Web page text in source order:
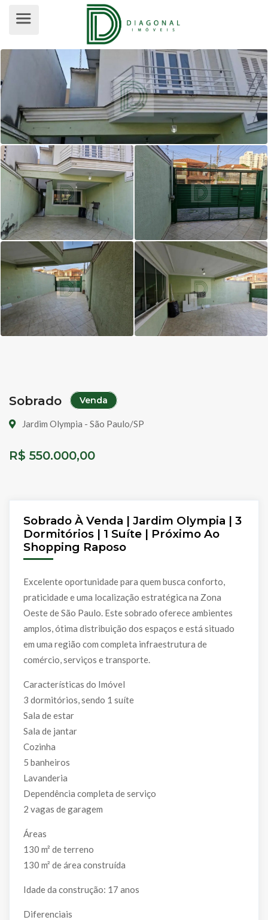
SOBRADO PARA VENDA, JARDIM
Sobrado Venda
Jardim Olympia - São Paulo/SP
R$ 550.000,00
Sobrado À Venda | Jardim Olympia | 3
Dormitórios | 1 Suíte | Próximo Ao
Shopping Raposo
Excelente oportunidade para quem busca conforto,
praticidade e uma localização estratégica na Zona
Oeste de São Paulo. Este sobrado oferece ambientes
amplos, ótima distribuição dos espaços e está situado
em uma região com completa infraestrutura de
comércio, serviços e transporte.
Características do Imóvel
3 dormitórios, sendo 1 suíte
Sala de estar
Sala de jantar
Cozinha
5 banheiros
Lavanderia
Dependência completa de serviço
2 vagas de garagem
Áreas
130 m² de terreno
130 m² de área construída
Idade da construção: 17 anos
Diferenciais